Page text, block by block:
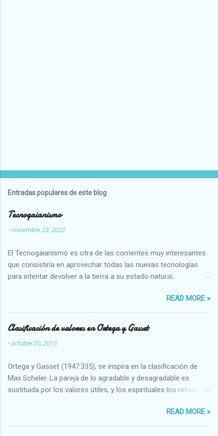
Entradas populares de este blog
Tecnogaianismo
-noviembre 23, 2022
El Tecnogaianismo es otra de las corrientes muy interesantes
que consistiría en aprovechar todas las nuevas tecnologías
para intentar devolver a la tierra a su estado natural,
READ MORE »
Clasificación de valores en Ortega y Gasset
-octubre 20, 2013
Ortega y Gasset (1947:335), se inspira en la clasificación de
Max Scheler. La pareja de lo agradable y desagradable es
sustituida por los valores útiles, y los espirituales los retoca.
Abundante-Escaso,etc 2 VITALES Sano-Enfermo Selecto-
Vulgar Enérgico-Inerte Fuerte-Débil,etc. 3 ESPIRITUALES a)
READ MORE »